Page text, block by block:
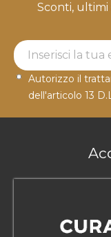
Sconti,
Newsletter Label
Autorizzo il
dell'articolo 13